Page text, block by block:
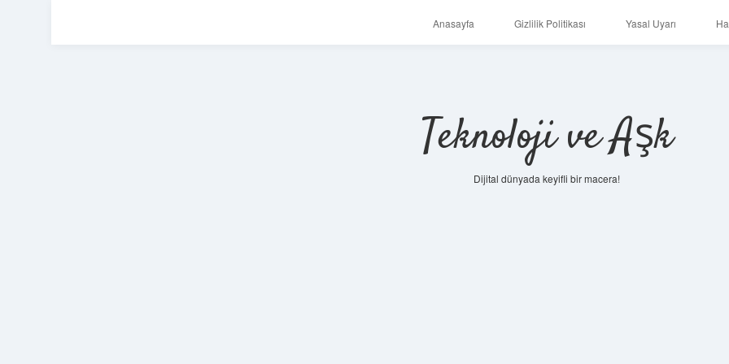
Anasayfa Gizlilik Politikası Yasal Uyarı
Teknoloji ve Aşk
Dijital dünyada keyifli bir macera!